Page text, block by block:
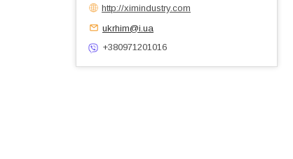
http://ximindustry.com
ukrhim@i.ua
+380971201016